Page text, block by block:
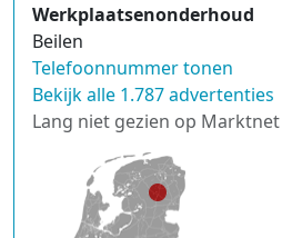
Werkplaatsenonderhoud
Beilen
Telefoonnummer tonen
Bekijk alle 1.787 advertenties
Lang niet gezien op Marktnet